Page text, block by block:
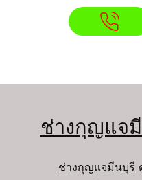
ช่างกุญแจ
ช่างกุญแจมีนบุรี